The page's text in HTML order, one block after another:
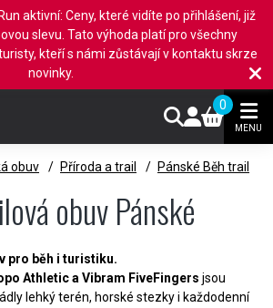
0
MENU
obuv / Příroda a trail / Pánské Běh trail
obuv Pánské
pro běh i turistiku.
Athletic a Vibram FiveFingers jsou
lehký terén, horské stezky i každodenní
aktivní: Ceny, které vidíte po přihlášení, již
slevu. Tato výhoda platí pro všechny
kteří s námi zůstávají v kontaktu skrze
novinky.